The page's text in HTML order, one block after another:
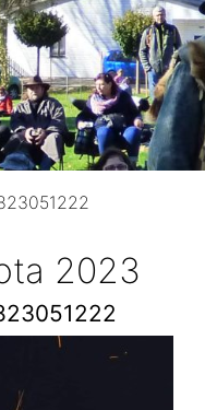
2023